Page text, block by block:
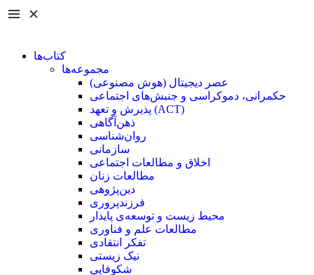
کتاب‌ها
مجموعه‌ها
عصر دیجیتال (هوش مصنوعی)
حکمرانی، دموکراسی و جنبش‌های اجتماعی
پذیرش و تعهد (ACT)
ذهن‌آگاهی
روان‌شناسی
سازمانی
اخلاق و مطالعات اجتماعی
مطالعات زنان
دین‌پژوهی
فرزند‌پروری
محیط زیست و توسعه‌ی پایدار
مطالعات علم و فناوری
تفکر انتقادی
نیک زیستی
شکوفایی